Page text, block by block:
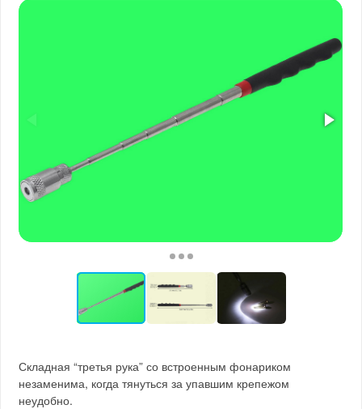
Складная “третья рука” со встроенным фонариком
незаменима, когда тянуться за упавшим крепежом
неудобно.